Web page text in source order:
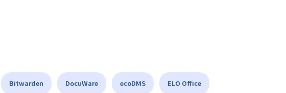
Bitwarden DocuWare ecoDMS ELO Office